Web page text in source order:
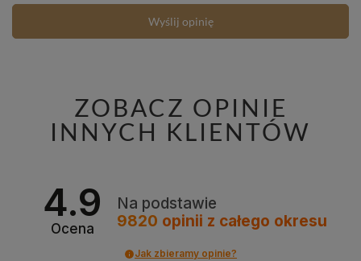
Wyślij opinię
ZOBACZ OPINIE
INNYCH KLIENTÓW
4.9
Ocena
Na podstawie
9820 opinii z całego okresu
Jak zbieramy opinie?